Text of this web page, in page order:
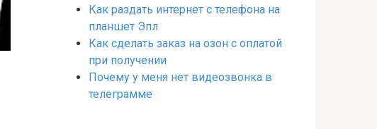
Как раздать интернет с телефона на
планшет Эпл
Как сделать заказ на озон с оплатой
при получении
Почему у меня нет видеозвонка в
телеграмме